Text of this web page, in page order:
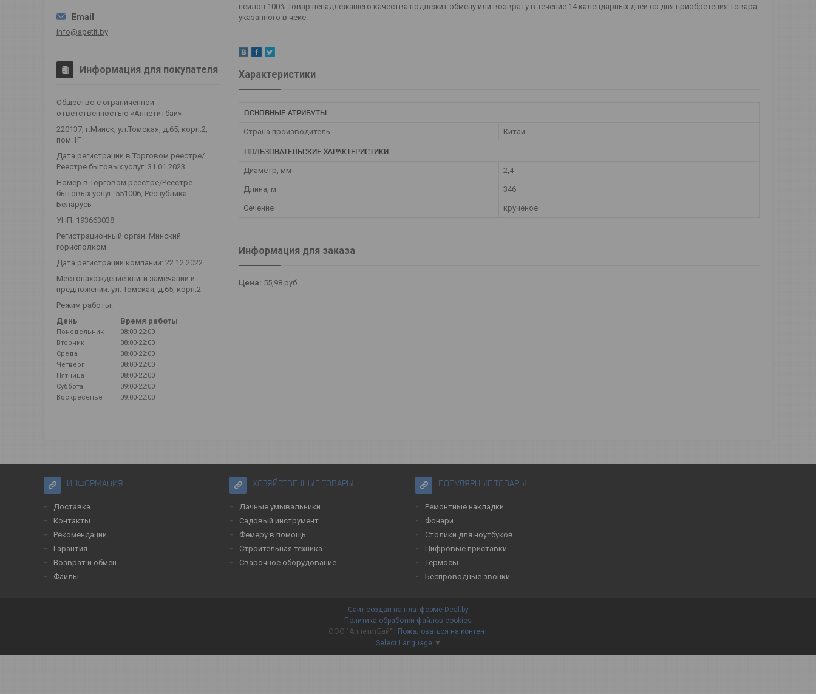
нейлон 100% Товар ненадлежащего качества подлежит обмену или возврату в течение 14 календарных дней со дня приобретения товара,
указанного в чеке.
Характеристики
ОСНОВНЫЕ АТРИБУТЫ
Страна производитель Китай
ПОЛЬЗОВАТЕЛЬСКИЕ ХАРАКТЕРИСТИКИ
Диаметр, мм 2,4
Длина, м 346
Сечение крученое
Информация для заказа
Цена: 55,98 руб.
info@apetit.by
Информация для покупателя
Общество с ограниченной
ответственностью «Аппетитбай»
220137, г.Минск, ул.Томская, д.65, корп.2,
пом.1Г
Дата регистрации в Торговом реестре/
Реестре бытовых услуг: 31.01.2023
Номер в Торговом реестре/Реестре
бытовых услуг: 551006, Республика
Беларусь
УНП: 193663038
Регистрационный орган: Минский
горисполком
Дата регистрации компании: 22.12.2022
Местонахождение книги замечаний и
предложений: ул. Томская, д.65, корп.2
Режим работы:
День
Время работы
Понедельник
08:00-22:00
Вторник
08:00-22:00
Среда
08:00-22:00
Четверг
08:00-22:00
Пятница
08:00-22:00
Суббота
09:00-22:00
Воскресенье
09:00-22:00
ИНФОРМАЦИЯ
Доставка
Контакты
Рекомендации
Гарантия
Возврат и обмен
Файлы
ХОЗЯЙСТВЕННЫЕ ТОВАРЫ
Дачные умывальники
Садовый инструмент
Фемеру в помощь
Строительная техника
Сварочное оборудование
ПОПУЛЯРНЫЕ ТОВАРЫ
Ремонтные накладки
Фонари
Столики для ноутбуков
Цифровые приставки
Термосы
Беспроводные звонки
Сайт создан на платформе Deal.by
Политика обработки файлов cookies
ООО "АппетитБай" |
Пожаловаться на контент
Select Language ▼